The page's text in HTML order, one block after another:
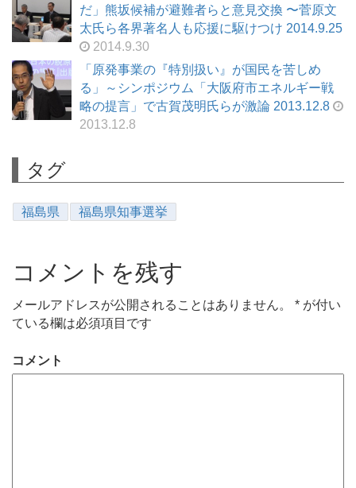
だ」熊坂候補が避難者らと意見交換 〜菅原文
太氏ら各界著名人も応援に駆けつけ 2014.9.25
2014.9.30
「原発事業の『特別扱い』が国民を苦しめ
る」～シンポジウム「大阪府市エネルギー戦
略の提言」で古賀茂明氏らが激論 2013.12.8
2013.12.8
タグ
福島県 福島県知事選挙
コメントを残す
メールアドレスが公開されることはありません。 * が付い
ている欄は必須項目です
コメント